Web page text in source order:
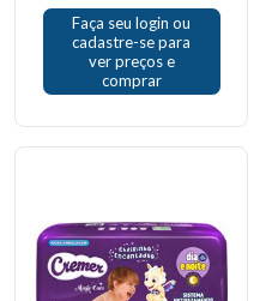
Faça seu login ou
cadastre-se para
ver preços e
comprar